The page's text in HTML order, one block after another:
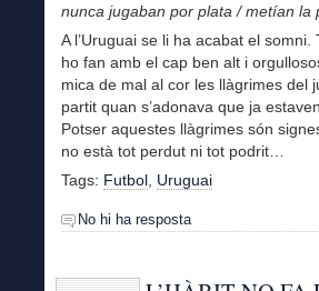
nunca jugaban por plata / metían
A l’Uruguai se li ha acabat el
ho fan amb el cap ben alt i
mica de mal al cor les llàgrimes del
partit quan s’adonava que ja
Potser aquestes llàgrimes són
no està tot perdut ni tot podrit…
Tags: Futbol Uruguai
No hi ha resposta